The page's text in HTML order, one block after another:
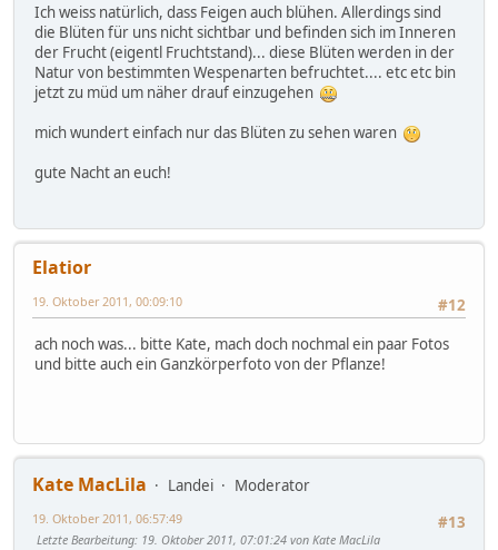
Ich weiss natürlich, dass Feigen auch blühen. Allerdings sind
die Blüten für uns nicht sichtbar und befinden sich im Inneren
der Frucht (eigentl Fruchtstand)... diese Blüten werden in der
Natur von bestimmten Wespenarten befruchtet.... etc etc bin
jetzt zu müd um näher drauf einzugehen
mich wundert einfach nur das Blüten zu sehen waren
gute Nacht an euch!
Elatior
#12
19. Oktober 2011, 00:09:10
ach noch was... bitte Kate, mach doch nochmal ein paar Fotos
und bitte auch ein Ganzkörperfoto von der Pflanze!
Kate MacLila Landei
Moderator
#13
19. Oktober 2011, 06:57:49
Letzte Bearbeitung: 19. Oktober 2011, 07:01:24 von Kate MacLila